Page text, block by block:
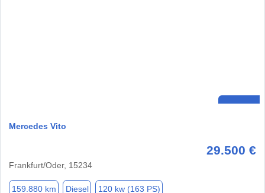
Mercedes Vito
29.500 €
Frankfurt/Oder, 15234
159.880 km Diesel 120 kw (163 PS)